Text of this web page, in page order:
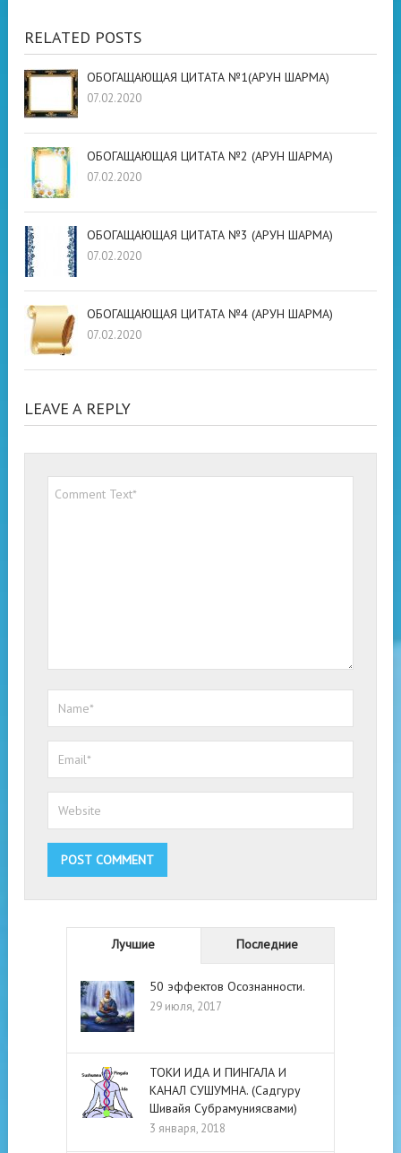
RELATED POSTS
ОБОГАЩАЮЩАЯ ЦИТАТА №1(АРУН ШАРМА)
07.02.2020
ОБОГАЩАЮЩАЯ ЦИТАТА №2 (АРУН ШАРМА)
07.02.2020
ОБОГАЩАЮЩАЯ ЦИТАТА №3 (АРУН ШАРМА)
07.02.2020
ОБОГАЩАЮЩАЯ ЦИТАТА №4 (АРУН ШАРМА)
07.02.2020
LEAVE A REPLY
Лучшие Последние
50 эффектов Осознанности.
29 июля, 2017
ТОКИ ИДА И ПИНГАЛА И
КАНАЛ СУШУМНА. (Садгуру
Шивайя Субрамуниясвами)
3 января, 2018